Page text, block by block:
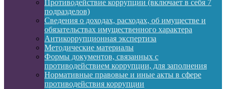
Противодействие коррупции (включает в себя 7
подразделов)
Сведения о доходах, расходах, об имуществе и
обязательствах имущественного характера
Антикоррупционная экспертиза
Методические материалы
Формы документов, связанных с
противодействием коррупции, для заполнения
Нормативные правовые и иные акты в сфере
противодействия коррупции